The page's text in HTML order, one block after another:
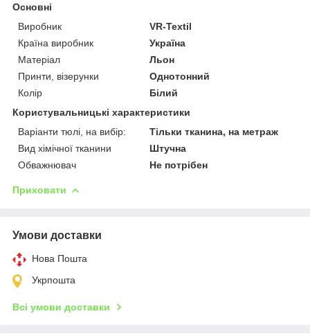
Основні
Виробник
VR-Textil
Країна виробник
Україна
Матеріал
Льон
Принти, візерунки
Однотонний
Колір
Білий
Користувальницькі характеристики
Варіанти тюлі, на вибір:
Тільки тканина, на метраж
Вид хімічної тканини
Штучна
Обважнювач
Не потрібен
Приховати
Умови доставки
Нова Пошта
Укрпошта
Всі умови доставки